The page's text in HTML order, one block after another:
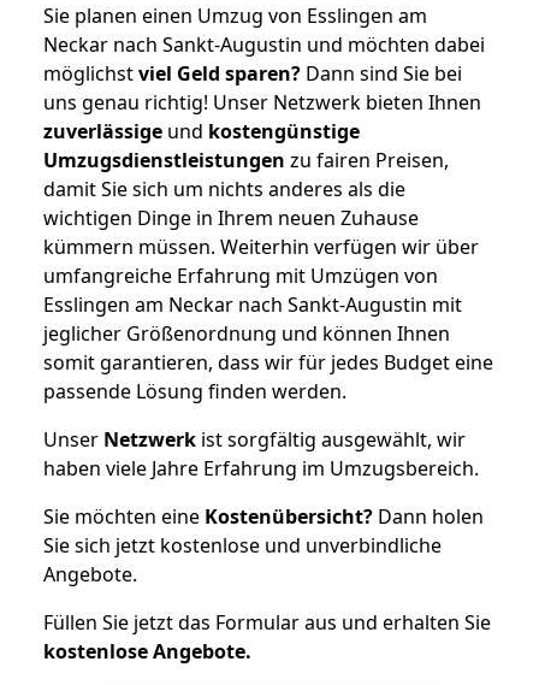
Sie planen einen Umzug von Esslingen am
Neckar nach Sankt-Augustin und möchten dabei
möglichstviel Geld sparen? Dann sind Sie bei
uns genau richtig! Unser Netzwerk bieten Ihnen
zuverlässige und kostengünstige
Umzugsdienstleistungen zu fairen Preisen,
damit Sie sich um nichts anderes als die
wichtigen Dinge in Ihrem neuen Zuhause
kümmern müssen. Weiterhin verfügen wir über
umfangreiche Erfahrung mit Umzügen von
Esslingen am Neckar nach Sankt-Augustin mit
jeglicher Größenordnung und können Ihnen
somit garantieren, dass wir für jedes Budget eine
passende Lösung finden werden.
Unser Netzwerk ist sorgfältig ausgewählt, wir
haben viele Jahre Erfahrung im Umzugsbereich.
Sie möchten eine Kostenübersicht? Dann holen
Sie sich jetzt kostenlose und unverbindliche
Angebote.
Füllen Sie jetzt das Formular aus und erhalten Sie
kostenloseAngebote.